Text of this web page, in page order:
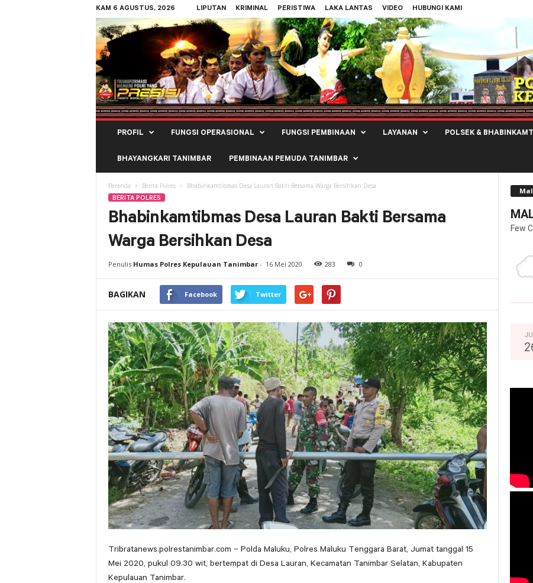
KAM 6 AGUSTUS, 2026 LIPUTAN KRIMINAL PERISTIWA LAKA LANTAS VIDEO HUBUNGI KAMI
Polres
Kepulauan
PROFIL FUNGSI OPERASIONAL FUNGSI PEMBINAAN LAYANAN POLSEK &
BHAYANGKARI TANIMBAR PEMBINAAN PEMUDA TANIMBAR
Beranda Berita Polres Bhabinkamtibmas Desa Lauran Bakti Bersama Warga Bersihkan Desa
BERITA POLRES
Bhabinkamtibmas Desa Lauran Bakti Bersama
Warga Bersihkan Desa
Penulis Humas Polres Kepulauan Tanimbar- 16 Mei 2020 283 0
BAGIKAN Facebook Twitter
Tribratanews.polrestanimbar.com – Polda Maluku, Polres Maluku Tenggara Barat, Jumat tanggal 15
Mei 2020, pukul 09.30 wit, bertempat di Desa Lauran, Kecamatan Tanimbar Selatan, Kabupaten
Kepulauan Tanimbar.
Few